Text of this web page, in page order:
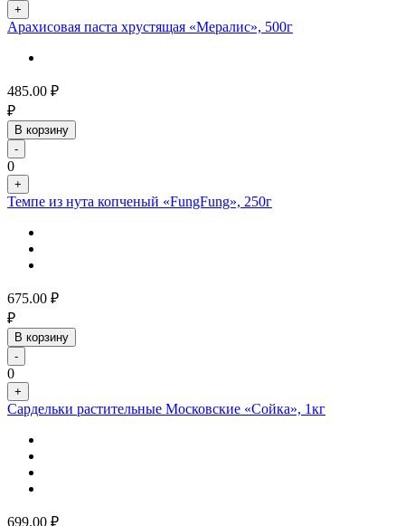
+
Арахисовая паста хрустящая «Мералис», 500г
485.00 ₽
₽
В корзину
-
0
+
Темпе из нута копченый «FungFung», 250г
675.00 ₽
₽
В корзину
-
0
+
Сардельки растительные Московские «Сойка», 1кг
699.00 ₽